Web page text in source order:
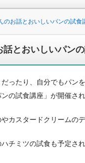
のお話とおいしいパンの試食
話とおいしいパン
ったり、自分でもパン
の試食講座」が開催され
カスタードクリームの
チミツの試食も予定され